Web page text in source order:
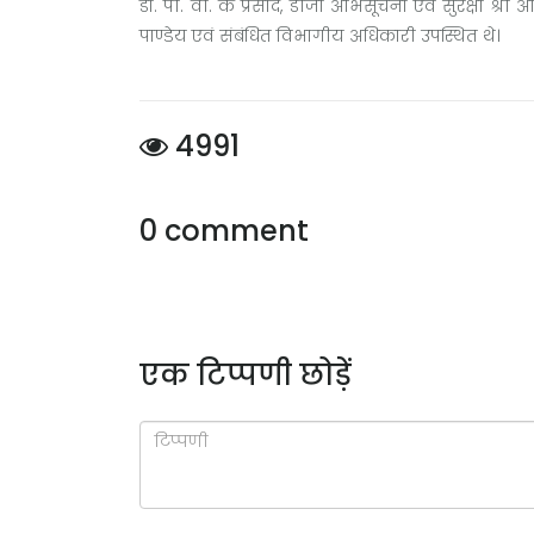
डॉ. पी. वी. के प्रसाद, डीजी अभिसूचना एवं सुरक्षा
पाण्डेय एवं संबंधित विभागीय अधिकारी उपस्थित थे।
4991
0 comment
एक टिप्पणी छोड़ें